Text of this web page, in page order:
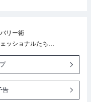
ップ講座
リー術
ッショナルたち
設計講座
アの動向と日本の挑戦
告